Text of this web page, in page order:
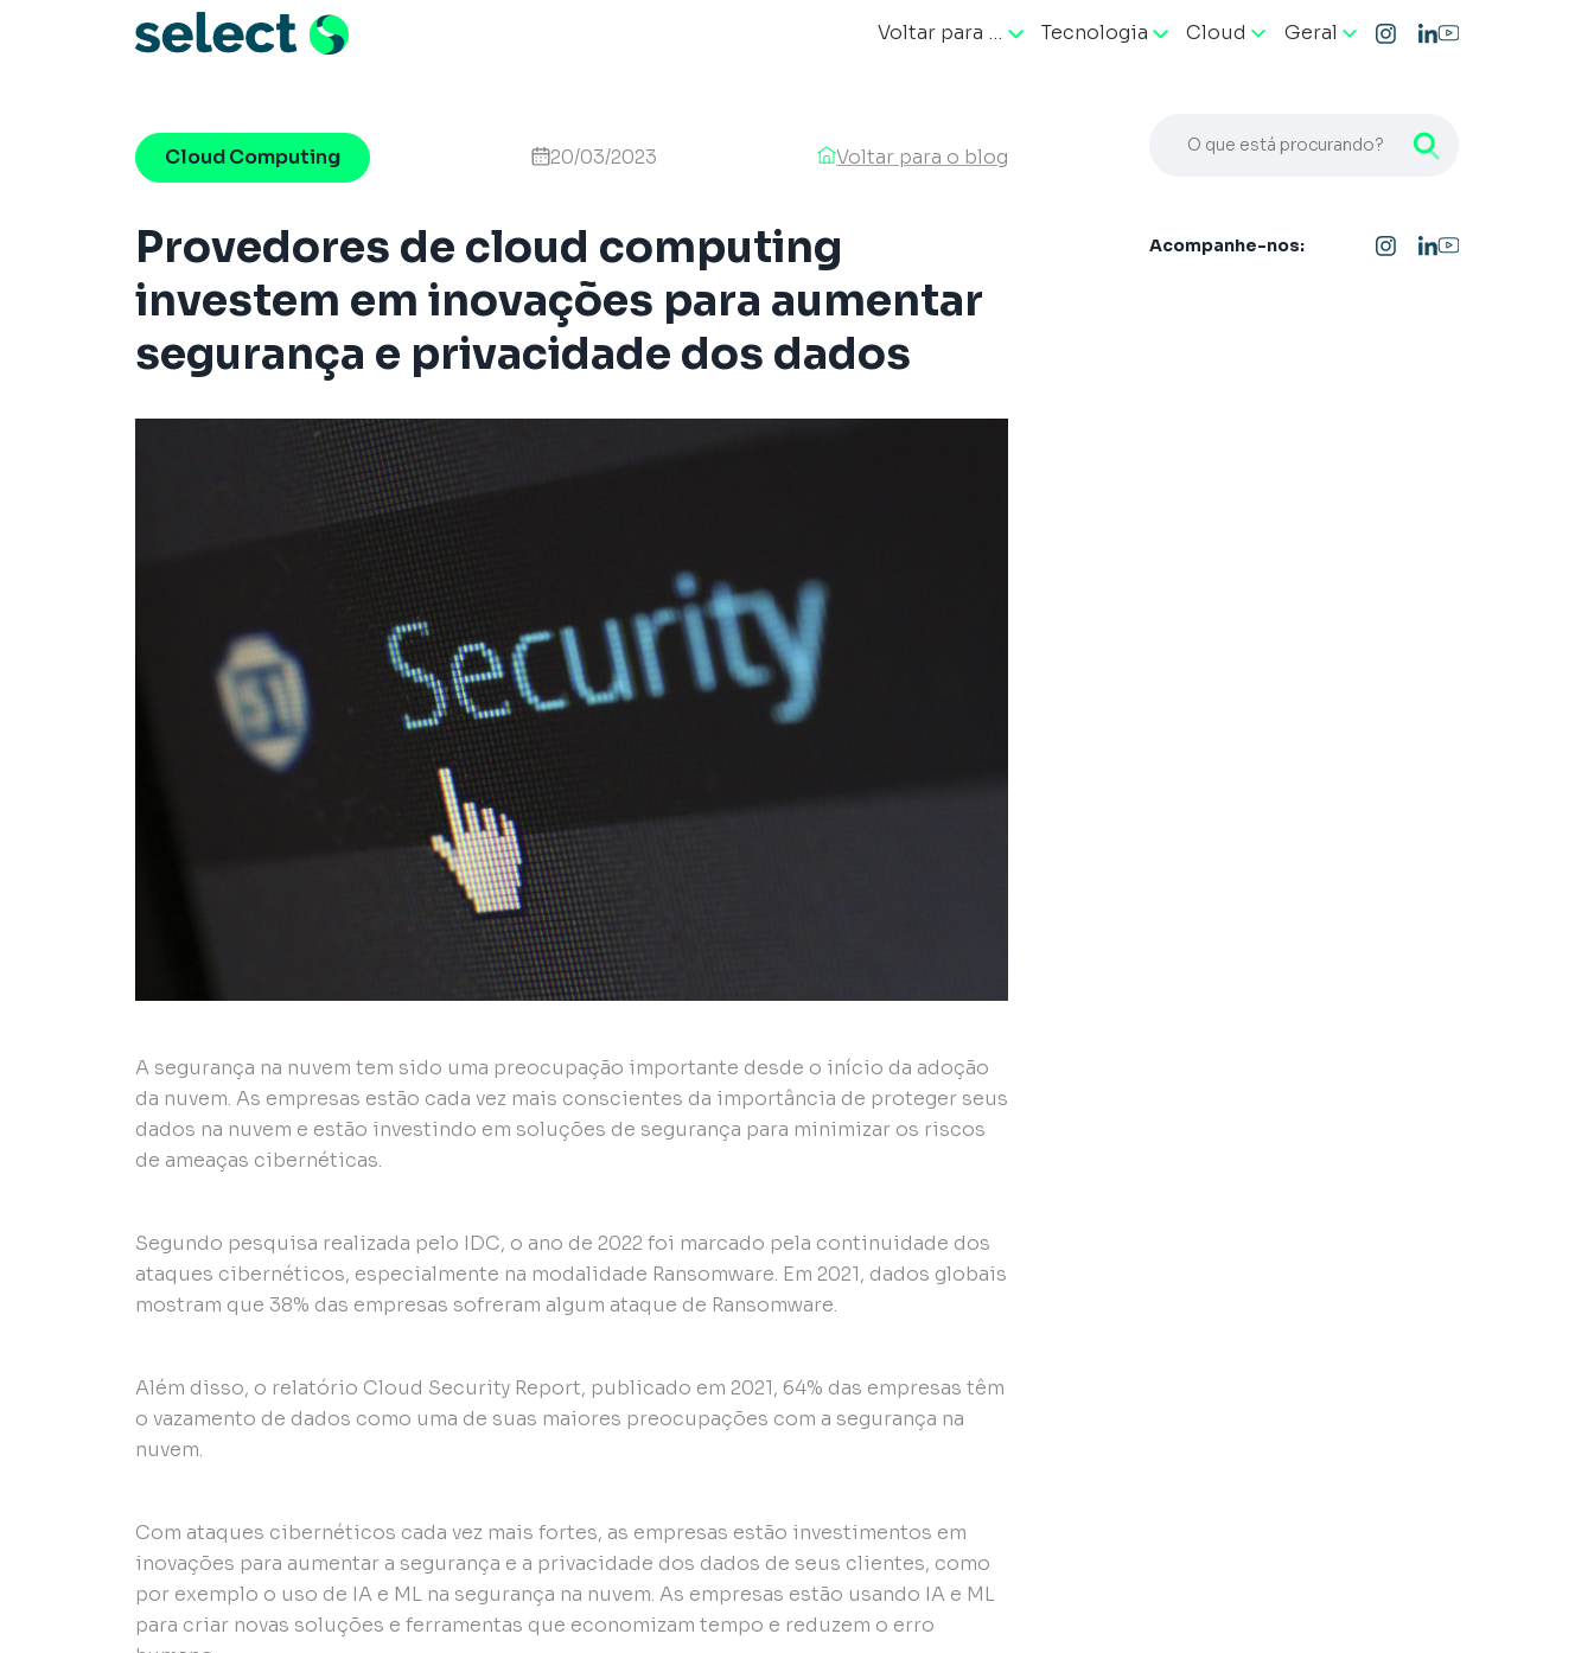
Menu de Navegação Voltar para … Tecnologia Cloud Geral
Cloud Computing 20/03/2023 Voltar para o blog
Provedores de cloud computing
investem em inovações para aumentar
segurança e privacidade dos dados
A segurança na nuvem tem sido uma preocupação importante desde o início da adoção
da nuvem. As empresas estão cada vez mais conscientes da importância de proteger seus
dados na nuvem e estão investindo em soluções de segurança para minimizar os riscos
de ameaças cibernéticas.
Segundo pesquisa realizada pelo IDC, o ano de 2022 foi marcado pela continuidade dos
ataques cibernéticos, especialmente na modalidade Ransomware. Em 2021, dados globais
mostram que 38% das empresas sofreram algum ataque de Ransomware.
Além disso, o relatório Cloud Security Report, publicado em 2021, 64% das empresas têm
o vazamento de dados como uma de suas maiores preocupações com a segurança na
nuvem.
Com ataques cibernéticos cada vez mais fortes, as empresas estão investimentos em
inovações para aumentar a segurança e a privacidade dos dados de seus clientes, como
por exemplo o uso de IA e ML na segurança na nuvem. As empresas estão usando IA e ML
para criar novas soluções e ferramentas que economizam tempo e reduzem o erro
Acompanhe-nos: